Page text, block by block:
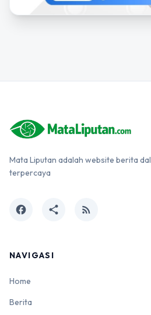
Mata Liputan adalah website berita
terpercaya
facebook share rss_feed
NAVIGASI
Home
Berita